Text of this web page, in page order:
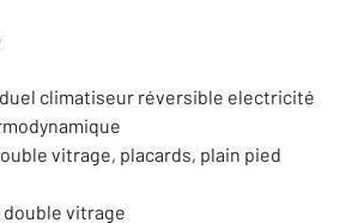
climatiseur réversible electricité
vitrage, placards, plain pied
double vitrage